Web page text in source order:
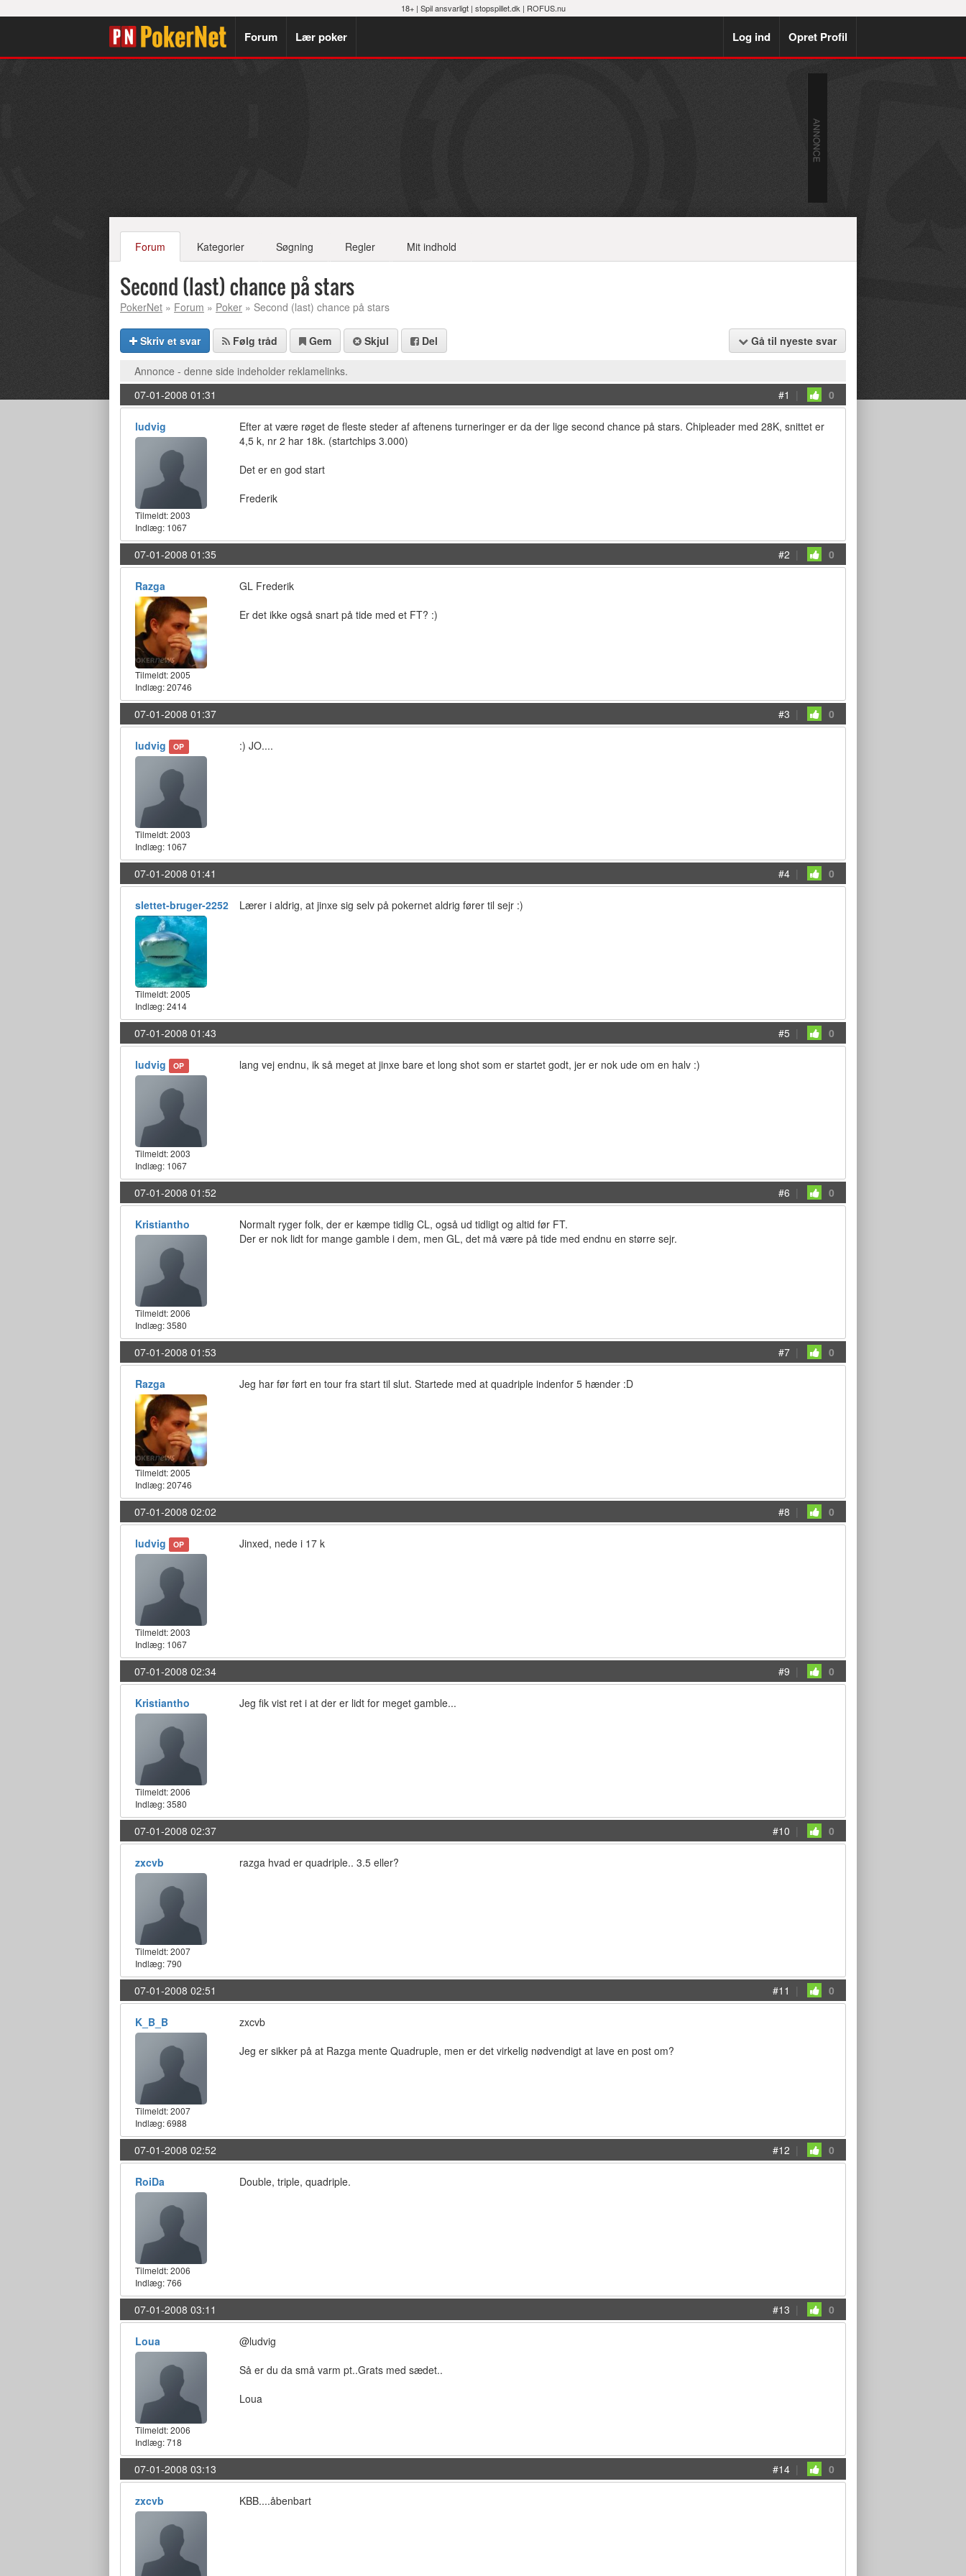
18+ | Spil ansvarligt| stopspillet.dk | ROFUS.nu
Forum Lær poker Log ind Opret Profil
Forum Kategorier Søgning Regler Mit indhold
Second (last) chance på stars
PokerNet » Forum » Poker » Second (last) chance på stars
Skriv et svar Følg tråd Gem Skjul Del Gå til nyeste svar
Annonce - denne side indeholder reklamelinks.
07-01-2008 01:31
#1 | 0
ludvig
Tilmeldt:2003
Indlæg: 1067
Efter at være røget de fleste steder af aftenens turneringer er da der lige second chance på stars. Chipleader med 28K, snittet er
4,5 k, nr 2 har 18k. (startchips 3.000)
Det er en god start
Frederik
07-01-2008 01:35 #2 | 0
Razga
Tilmeldt:2005
Indlæg: 20746
GL Frederik
Er det ikke også snart på tide med et FT? :)
07-01-2008 01:37 #3 | 0
ludvig OP
Tilmeldt:2003
Indlæg: 1067
:) JO....
07-01-2008 01:41 #4 | 0
slettet-bruger-2252
Tilmeldt:2005
Indlæg: 2414
Lærer i aldrig, at jinxe sig selv på pokernet aldrig fører til sejr :)
07-01-2008 01:43 #5 | 0
ludvig OP
Tilmeldt:2003
Indlæg: 1067
lang vej endnu, ik så meget at jinxe bare et long shot som er startet godt, jer er nok ude om en halv :)
07-01-2008 01:52 #6 | 0
Kristiantho
Tilmeldt:2006
Indlæg: 3580
Normalt ryger folk, der er kæmpe tidlig CL, også ud tidligt og altid før FT.
Der er nok lidt for mange gamble i dem, men GL, det må være på tide med endnu en større sejr.
07-01-2008 01:53 #7 | 0
Razga
Tilmeldt:2005
Indlæg: 20746
Jeg har før ført en tour fra start til slut. Startede med at quadriple indenfor 5 hænder :D
07-01-2008 02:02 #8 | 0
ludvig OP
Tilmeldt:2003
Indlæg: 1067
Jinxed, nede i 17 k
07-01-2008 02:34 #9 | 0
Kristiantho
Tilmeldt:2006
Indlæg: 3580
Jeg fik vist ret i at der er lidt for meget gamble...
07-01-2008 02:37 #10 | 0
zxcvb
Tilmeldt:2007
Indlæg: 790
razga hvad er quadriple.. 3.5 eller?
07-01-2008 02:51 #11 | 0
K_B_B
Tilmeldt:2007
Indlæg: 6988
zxcvb
Jeg er sikker på at Razga mente Quadruple, men er det virkelig nødvendigt at lave en post om?
07-01-2008 02:52 #12 | 0
RoiDa
Tilmeldt:2006
Indlæg: 766
Double, triple, quadriple.
07-01-2008 03:11 #13 | 0
Loua
Tilmeldt:2006
Indlæg: 718
@ludvig
Så er du da små varm pt..Grats med sædet..
Loua
07-01-2008 03:13 #14 | 0
zxcvb KBB....åbenbart